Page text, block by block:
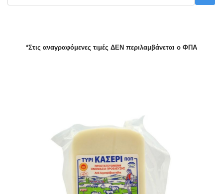
*Στις αναγραφόμενες τιμές ΔΕΝ περιλαμβάνεται ο ΦΠΑ